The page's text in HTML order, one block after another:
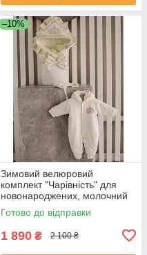
–10%
Зимовий велюровий
комплект "Чарівність" для
новонароджених, молочний
Готово до відправки
1 890 ₴ 2 100 ₴